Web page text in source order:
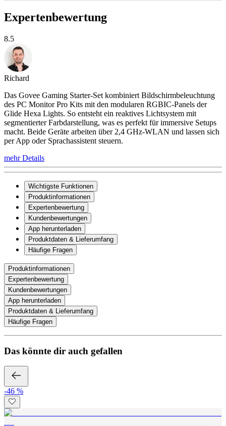
Expertenbewertung
8.5
Richard
Das Govee Gaming Starter-Set kombiniert Bildschirmbeleuchtung
des PC Monitor Pro Kits mit den modularen RGBIC-Panels der
Glide Hexa Lights. So entsteht ein reaktives Lichtsystem mit
segmentierter Farbdarstellung, was es perfekt für immersive Setups
macht. Beide Geräte arbeiten über 2,4 GHz-WLAN und lassen sich
per App oder Sprachassistent steuern.
mehr Details
Wichtigste Funktionen
Produktinformationen
Expertenbewertung
Kundenbewertungen
App herunterladen
Produktdaten & Lieferumfang
Häufige Fragen
Produktinformationen
Expertenbewertung
Kundenbewertungen
App herunterladen
Produktdaten & Lieferumfang
Häufige Fragen
Das könnte dir auch gefallen
-46 %